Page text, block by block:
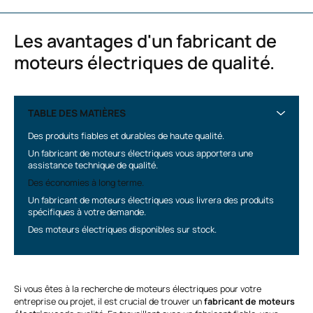
Les avantages d'un fabricant de
moteurs électriques de qualité.
TABLE DES MATIÈRES
Des produits fiables et durables de haute qualité.
Un fabricant de moteurs électriques vous apportera une
assistance technique de qualité.
Des économies à long terme.
Un fabricant de moteurs électriques vous livrera des produits
spécifiques à votre demande.
Des moteurs électriques disponibles sur stock.
Si vous êtes à la recherche de moteurs électriques pour votre
entreprise ou projet, il est crucial de trouver unfabricant de moteurs